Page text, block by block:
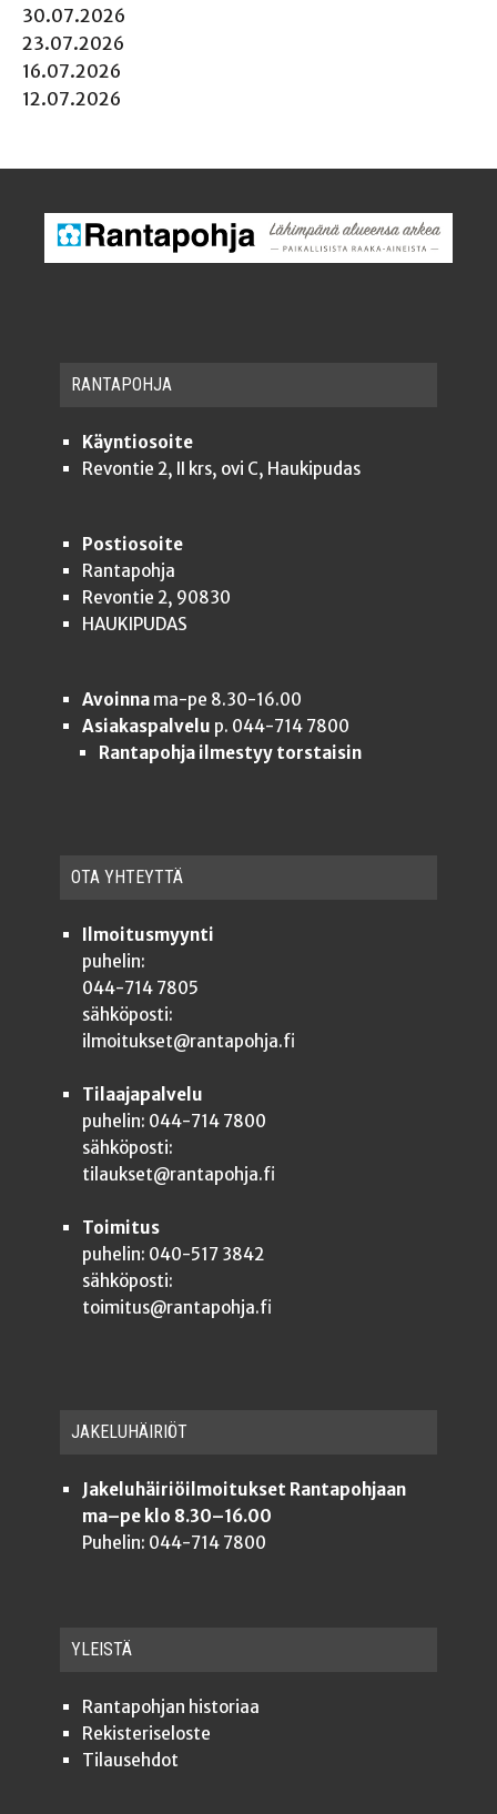
30.07.2026
23.07.2026
16.07.2026
12.07.2026
RAN­TA­POH­JA
Käyntiosoite
Revontie 2, II krs, ovi C, Haukipudas
Postiosoite
Rantapohja
Revontie 2, 90830
HAUKIPUDAS
Avoinnama-pe 8.30-16.00
Asiakaspalvelu p. 044-714 7800
Rantapohja ilmestyy torstaisin
OTA YHTEYT­TÄ
Ilmoitusmyynti
puhelin:
044-714 7805
sähköposti:
ilmoitukset@rantapohja.fi
Tilaajapalvelu
puhelin: 044-714 7800
sähköposti:
tilaukset@rantapohja.fi
Toimitus
puhelin: 040-517 3842
sähköposti:
toimitus@rantapohja.fi
JAKE­LU­HÄI­RIÖT
Jakeluhäiriöilmoitukset Rantapohjaan
ma–pe klo 8.30–16.00
Puhelin: 044-714 7800
YLEISTÄ
Ran­ta­poh­jan historiaa
Rekis­te­ri­se­los­te
Tilauseh­dot